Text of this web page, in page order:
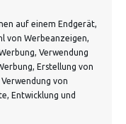
auf einem Endgerät,
von Werbeanzeigen,
Verwendung
Erstellung von
von
Entwicklung und